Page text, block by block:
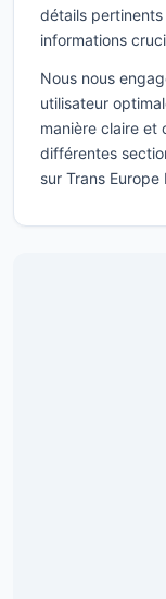
détails
informations
Nous nous
utilisateur
manière claire et
différentes
sur Trans Europe